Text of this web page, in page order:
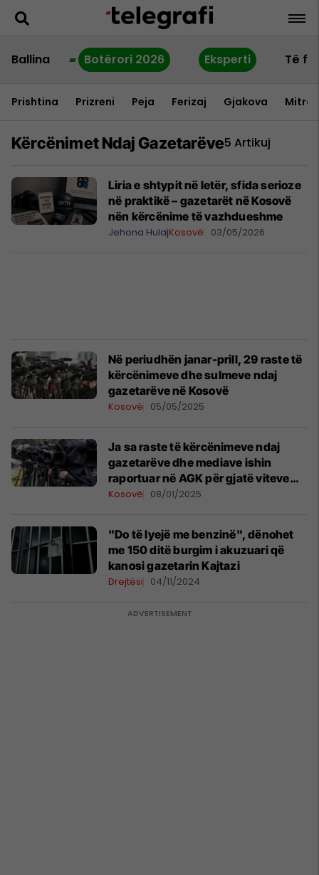
Ballina Botërori 2026 Eksperti Të
Prishtina Prizreni Peja Ferizaj Gjakova
Kërcënimet Ndaj Gazetarëve5 Artikuj
Liria e shtypit në letër, sfida serioze
në praktikë – gazetarët në Kosovë
nën kërcënime të vazhdueshme
Jehona HulajKosovë 03/05/2026
Në periudhën janar-prill, 29 raste të
kërcënimeve dhe sulmeve ndaj
gazetarëve në Kosovë
Kosovë 05/05/2025
Ja sa raste të kërcënimeve ndaj
gazetarëve dhe mediave ishin
raportuar në AGK për gjatë viteve
2021- 2024
Kosovë 08/01/2025
"Do të lyejë me benzinë", dënohet
me 150 ditë burgim i akuzuari që
kanosi gazetarin Kajtazi
Drejtësi 04/11/2024